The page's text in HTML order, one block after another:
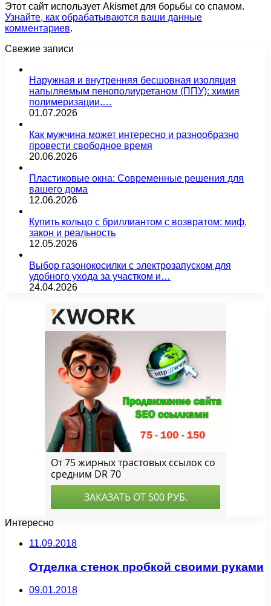
Этот сайт использует Akismet для борьбы со спамом.
Узнайте, как обрабатываются ваши данные
комментариев.
Свежие записи
Наружная и внутренняя бесшовная изоляция
напыляемым пенополиуретаном (ППУ): химия
полимеризации,…
01.07.2026
Как мужчина может интересно и разнообразно
провести свободное время
20.06.2026
Пластиковые окна: Современные решения для
вашего дома
12.06.2026
Купить кольцо с бриллиантом с возвратом: миф,
закон и реальность
12.05.2026
Выбор газонокосилки с электрозапуском для
удобного ухода за участком и…
24.04.2026
Интересно
11.09.2018
Отделка стенок пробкой своими руками
09.01.2018